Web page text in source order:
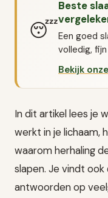
😴
Beste
Een goed
volledig,
Bekijk
In dit artikel lees je
werkt in je lichaam,
waarom herhaling
slapen. Je vindt
antwoorden op